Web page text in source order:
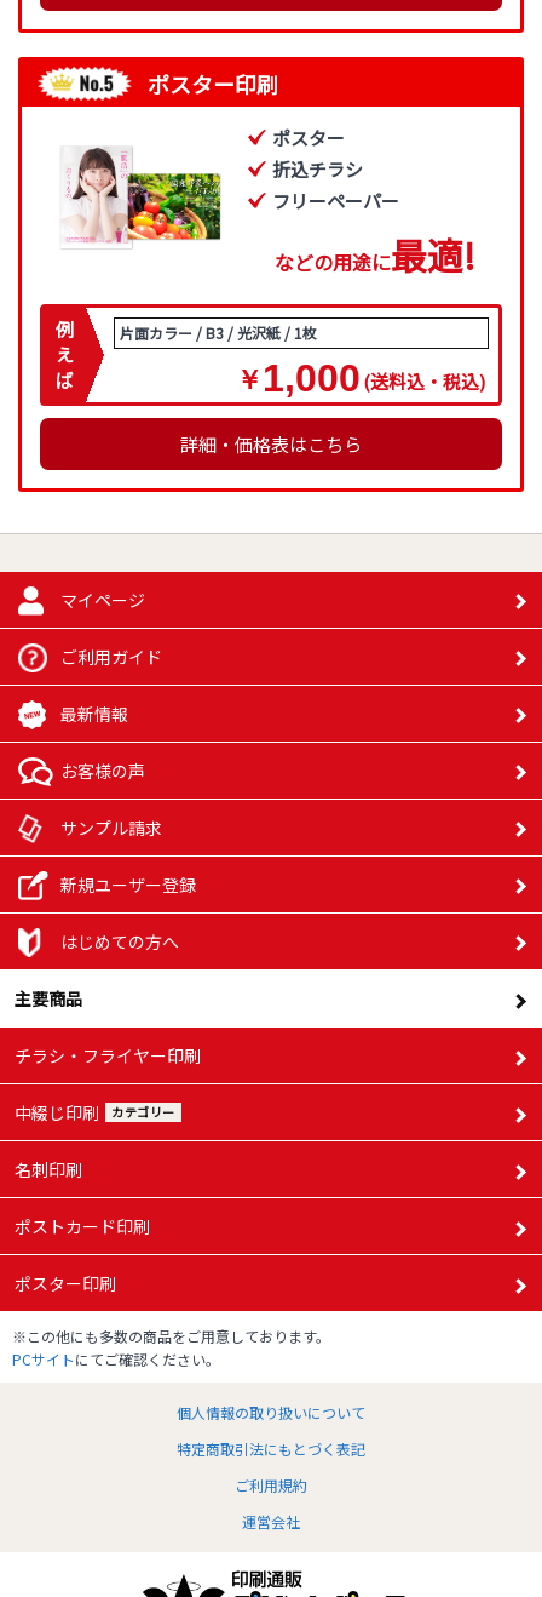
ポスター印刷
ポスター
折込チラシ
フリーペーパー
などの用途に最適!
例
え
ば
片面カラー / B3 / 光沢紙 / 1枚
￥ 1,000(送料込・税込)
詳細・価格表はこちら
マイページ
ご利用ガイド
最新情報
お客様の声
サンプル請求
新規ユーザー登録
はじめての方へ
主要商品
チラシ・フライヤー印刷
中綴じ印刷 カテゴリー
名刺印刷
ポストカード印刷
ポスター印刷
※この他にも多数の商品をご用意しております。
PCサイトにてご確認ください。
個人情報の取り扱いについて
特定商取引法にもとづく表記
ご利用規約
運営会社